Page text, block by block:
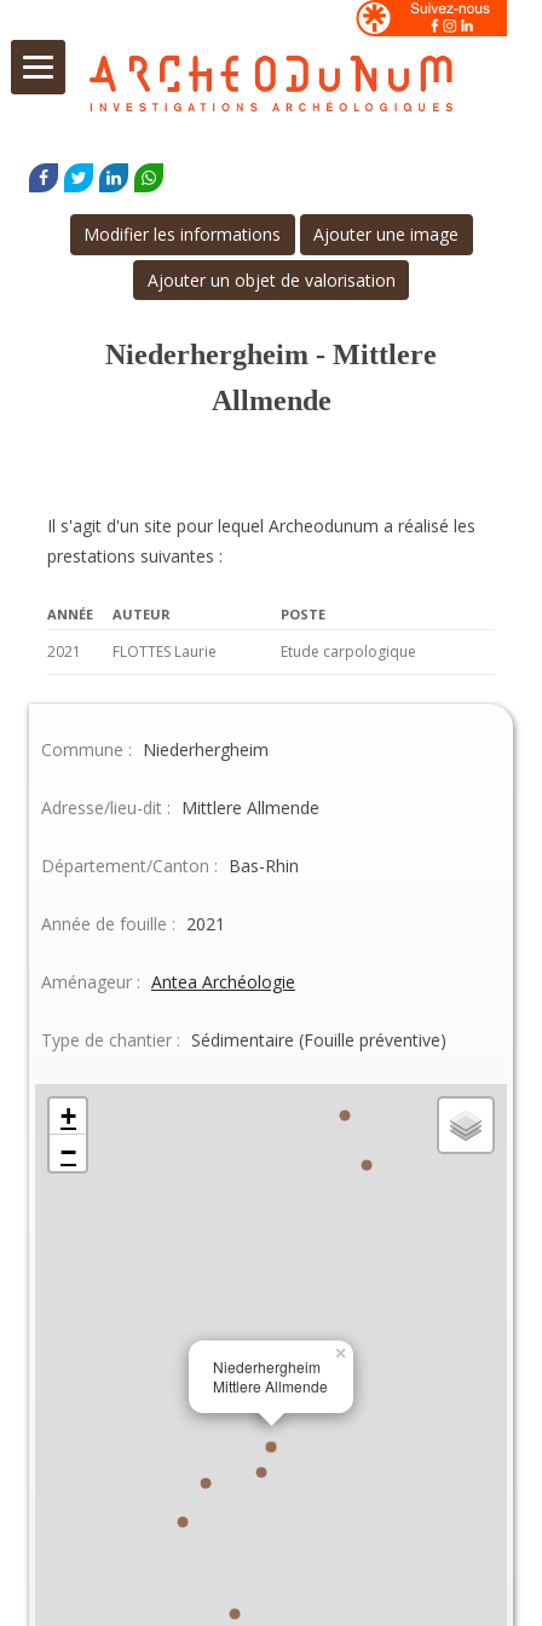
FACEBOOK
TWITTERLINKEDIN
Modifier les informations
Ajouter une image
Ajouter un objet de valorisation
Niederhergheim - Mittlere
Allmende
Il s'agit d'un site pour lequel Archeodunum a réalisé les
prestations suivantes :
ANNÉE AUTEUR POSTE
2021 FLOTTES Laurie Etude carpologique
Commune : Niederhergheim
Adresse/lieu-dit : Mittlere Allmende
Département/Canton : Bas-Rhin
Année de fouille : 2021
Aménageur : Antea Archéologie
Type de chantier : Sédimentaire (Fouille préventive)
Niederhergheim
Mittlere Allmende
×
+
−